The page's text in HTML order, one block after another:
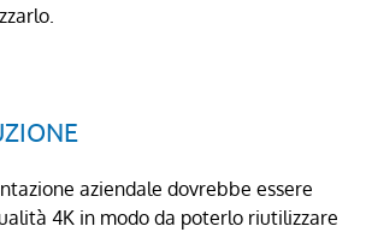
aziendale dovrebbe essere
4K in modo da poterlo riutilizzare